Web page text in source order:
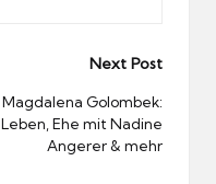
Next Post
Magdalena Golombek:
Leben, Ehe mit Nadine
Angerer & mehr